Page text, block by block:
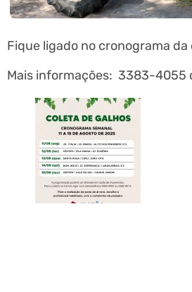
Fique ligado no cronograma da
Mais informações: 3383-4055